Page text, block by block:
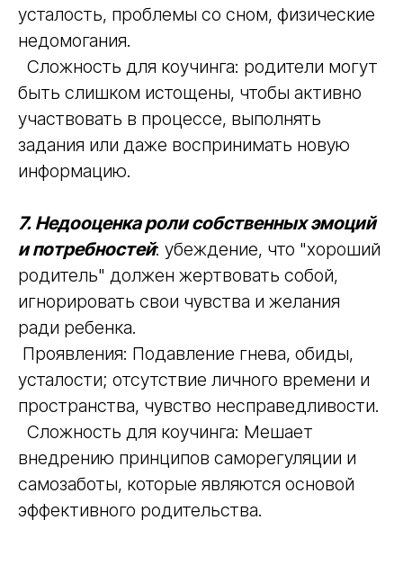
усталость, проблемы со сном, физические
недомогания.
Сложность для коучинга: родители могут
быть слишком истощены, чтобы активно
участвовать в процессе, выполнять
задания или даже воспринимать новую
информацию.
7. Недооценка роли собственных эмоций
и потребностей: убеждение, что "хороший
родитель" должен жертвовать собой,
игнорировать свои чувства и желания
ради ребенка.
Проявления: Подавление гнева, обиды,
усталости; отсутствие личного времени и
пространства, чувство несправедливости.
Сложность для коучинга: Мешает
внедрению принципов саморегуляции и
самозаботы, которые являются основой
эффективного родительства.